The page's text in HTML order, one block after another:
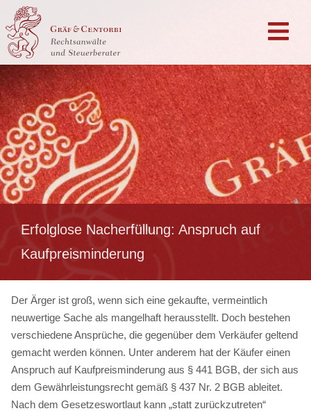
Erfolglose Nacherfüllung: Anspruch auf
Kaufpreisminderung
Der Ärger ist groß, wenn sich eine gekaufte, vermeintlich
neuwertige Sache als mangelhaft herausstellt. Doch bestehen
verschiedene Ansprüche, die gegenüber dem Verkäufer geltend
gemacht werden können. Unter anderem hat der Käufer einen
Anspruch auf Kaufpreisminderung aus § 441 BGB, der sich aus
dem Gewährleistungsrecht gemäß § 437 Nr. 2 BGB ableitet.
Nach dem Gesetzeswortlaut kann „statt zurückzutreten“